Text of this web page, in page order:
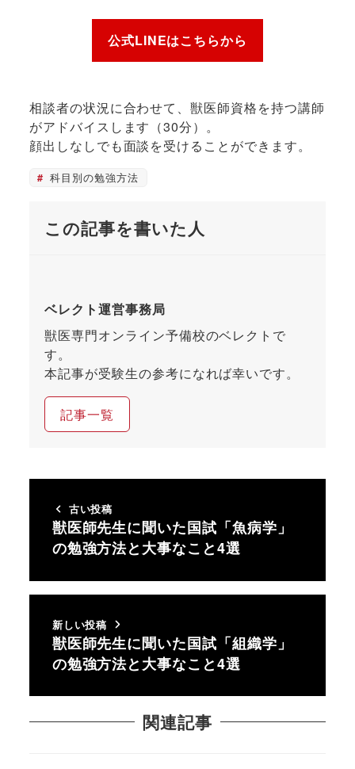
公式LINEはこちらから
相談者の状況に合わせて、獣医師資格を持つ講師
がアドバイスします（30分）。
顔出しなしでも面談を受けることができます。
科目別の勉強方法
この記事を書いた人
ベレクト運営事務局
獣医専門オンライン予備校のベレクトで
す。
本記事が受験生の参考になれば幸いです。
記事一覧
古い投稿
獣医師先生に聞いた国試「魚病学」
の勉強方法と大事なこと4選
新しい投稿
獣医師先生に聞いた国試「組織学」
の勉強方法と大事なこと4選
関連記事